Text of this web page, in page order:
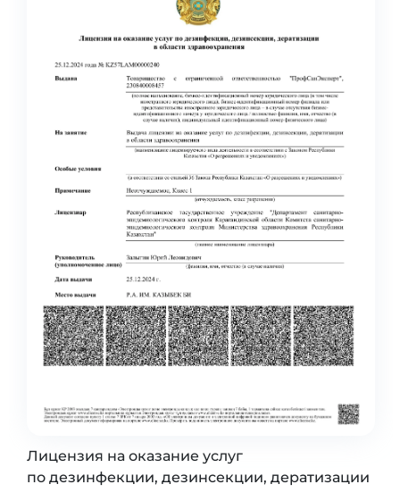
Лицензия на оказание услуг
по дезинфекции, дезинсекции, дератизации